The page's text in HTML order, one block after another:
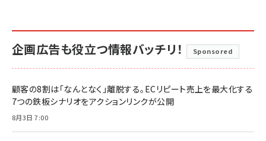
企画広告も役立つ情報バッチリ！ Sponsored
顧客の8割は「なんとなく」離脱する。ECリピート売上を最大化する
7つの鉄板シナリオをアクションリンクが公開
8月3日 7:00